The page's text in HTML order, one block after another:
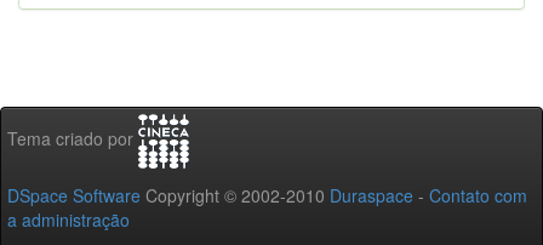
Tema criado por
DSpace Software Copyright © 2002-2010 Duraspace - Contato com
a administração